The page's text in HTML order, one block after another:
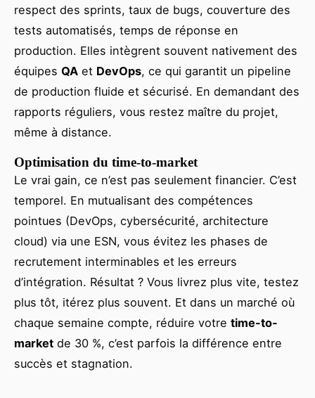
respect des sprints, taux de bugs, couverture des
tests automatisés, temps de réponse en
production. Elles intègrent souvent nativement des
équipes QA et DevOps, ce qui garantit un pipeline
de production fluide et sécurisé. En demandant des
rapports réguliers, vous restez maître du projet,
même à distance.
Optimisation du time-to-market
Le vrai gain, ce n’est pas seulement financier. C’est
temporel. En mutualisant des compétences
pointues (DevOps, cybersécurité, architecture
cloud) via une ESN, vous évitez les phases de
recrutement interminables et les erreurs
d’intégration. Résultat ? Vous livrez plus vite, testez
plus tôt, itérez plus souvent. Et dans un marché où
chaque semaine compte, réduire votre time-to-
market de 30 %, c’est parfois la différence entre
succès et stagnation.